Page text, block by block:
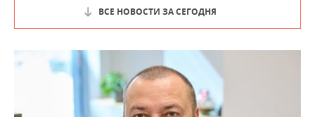
ВСЕ НОВОСТИ ЗА СЕГОДНЯ